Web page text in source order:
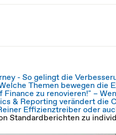
- So gelingt die
Themen bewegen die
zu renovieren!" –
& Reporting verändert die
Effizienztreiber oder
Standardberichten zu